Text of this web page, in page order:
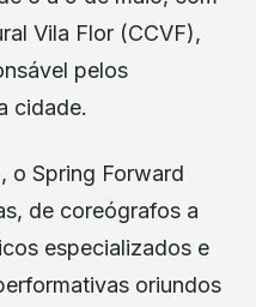
Vila Flor (CCVF),
pelos
cidade.
o Spring Forward
de coreógrafos a
especializados e
oriundos